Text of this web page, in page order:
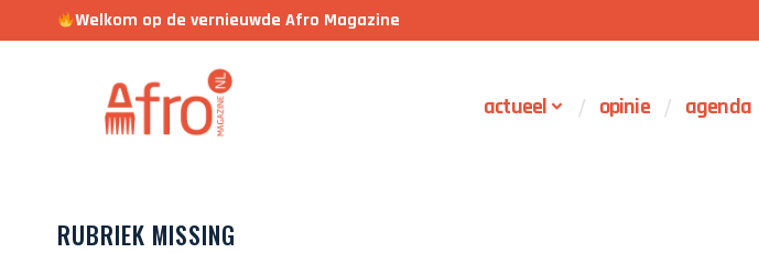
Welkom op de vernieuwde Afro Magazine
actueel opinie agenda
RUBRIEK MISSING